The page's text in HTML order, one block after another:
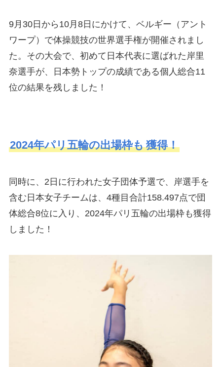
9月30日から10月8日にかけて、ベルギー（アント
ワープ）で体操競技の世界選手権が開催されまし
た。その大会で、初めて日本代表に選ばれた岸里
奈選手が、日本勢トップの成績である個人総合11
位の結果を残しました！
2024年パリ五輪の出場枠も獲得！
同時に、2日に行われた女子団体予選で、岸選手を
含む日本女子チームは、4種目合計158.497点で団
体総合8位に入り、2024年パリ五輪の出場枠も獲得
しました！